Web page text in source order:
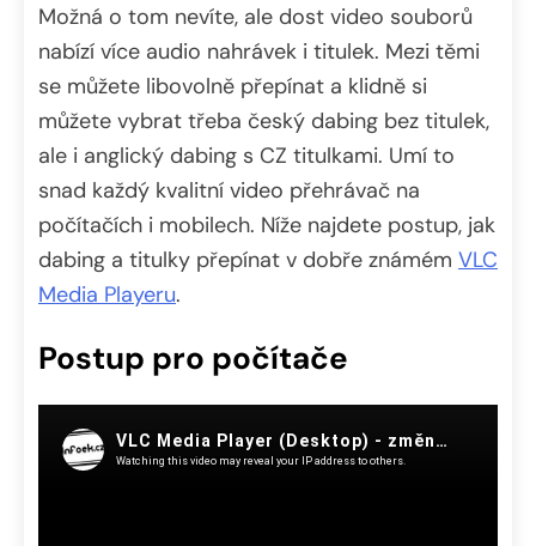
Možná o tom nevíte, ale dost video souborů
nabízí více audio nahrávek i titulek. Mezi těmi
se můžete libovolně přepínat a klidně si
můžete vybrat třeba český dabing bez titulek,
ale i anglický dabing s CZ titulkami. Umí to
snad každý kvalitní video přehrávač na
počítačích i mobilech. Níže najdete postup, jak
dabing a titulky přepínat v dobře známém VLC
Media Playeru.
Postup pro počítače